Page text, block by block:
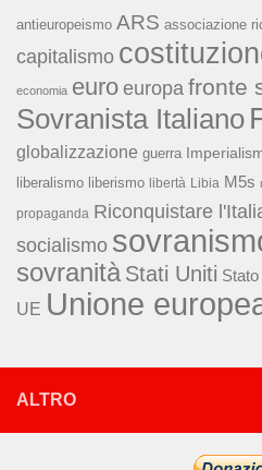
antieuropeismo ARS associazione
capitalismo
economia euro europa fronte
Sovranista Italiano
globalizzazione guerra
liberalismo liberismo libertà Libia M5s
propaganda Riconquistare
socialismo
sovranità Stati Uniti Stato
UE Unione
ALTRO